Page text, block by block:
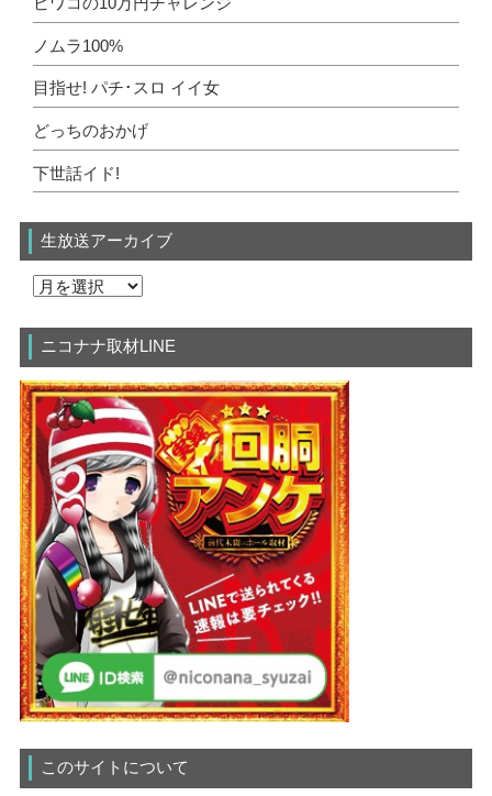
ビワコの10万円チャレンジ
ノムラ100%
目指せ! パチ･スロ イイ女
どっちのおかげ
下世話イド!
生放送アーカイブ
ニコナナ取材LINE
このサイトについて